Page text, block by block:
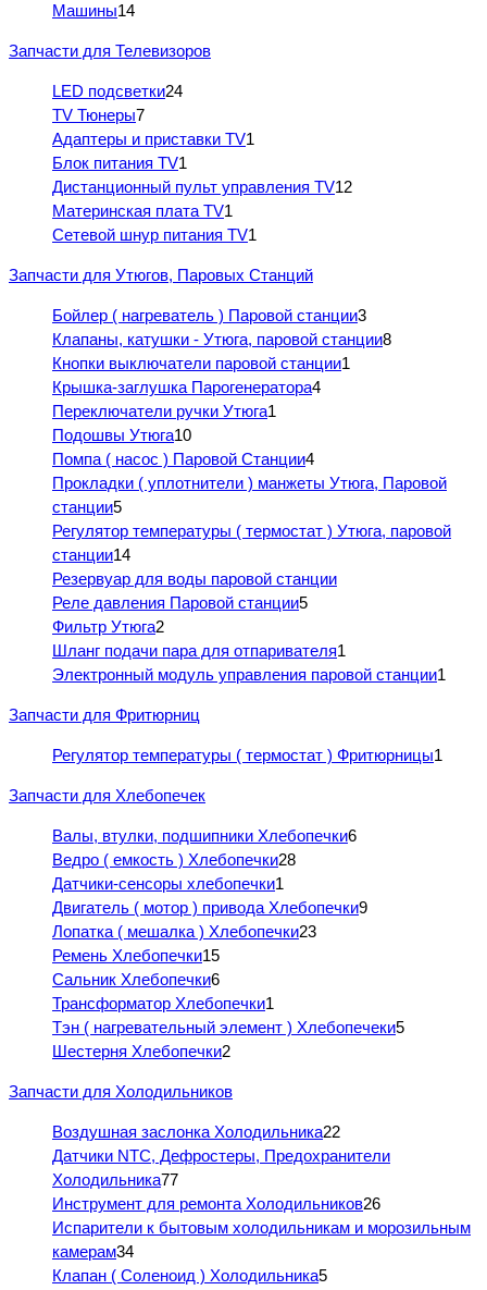
Машины14
Запчасти для Телевизоров
LED подсветки24
TV Тюнеры7
Адаптеры и приставки TV1
Блок питания TV1
Дистанционный пульт управления TV12
Материнская плата TV1
Сетевой шнур питания TV1
Запчасти для Утюгов, Паровых Станций
Бойлер ( нагреватель ) Паровой станции3
Клапаны, катушки - Утюга, паровой станции8
Кнопки выключатели паровой станции1
Крышка-заглушка Парогенератора4
Переключатели ручки Утюга1
Подошвы Утюга10
Помпа ( насос ) Паровой Станции4
Прокладки ( уплотнители ) манжеты Утюга, Паровой
станции5
Регулятор температуры ( термостат ) Утюга, паровой
станции14
Резервуар для воды паровой станции
Реле давления Паровой станции5
Фильтр Утюга2
Шланг подачи пара для отпаривателя1
Электронный модуль управления паровой станции1
Запчасти для Фритюрниц
Регулятор температуры ( термостат ) Фритюрницы1
Запчасти для Хлебопечек
Валы, втулки, подшипники Хлебопечки6
Ведро ( емкость ) Хлебопечки28
Датчики-сенсоры хлебопечки1
Двигатель ( мотор ) привода Хлебопечки9
Лопатка ( мешалка ) Хлебопечки23
Ремень Хлебопечки15
Сальник Хлебопечки6
Трансформатор Хлебопечки1
Тэн ( нагревательный элемент ) Хлебопечеки5
Шестерня Хлебопечки2
Запчасти для Холодильников
Воздушная заслонка Холодильника22
Датчики NTC, Дефростеры, Предохранители
Холодильника77
Инструмент для ремонта Холодильников26
Испарители к бытовым холодильникам и морозильным
камерам34
Клапан ( Соленоид ) Холодильника5